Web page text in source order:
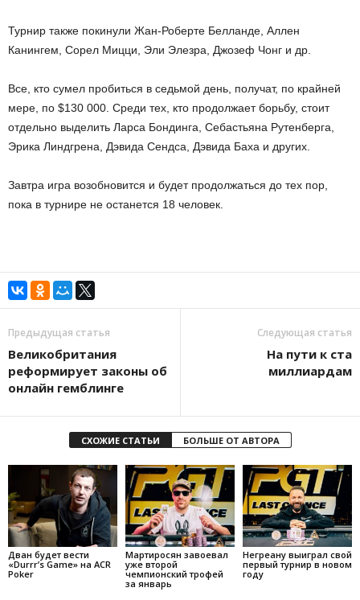
Турнир также покинули Жан-Роберте Белланде, Аллен
Канингем, Сорел Мицци, Эли Элезра, Джозеф Чонг и др.
Все, кто сумел пробиться в седьмой день, получат, по крайней
мере, по $130 000. Среди тех, кто продолжает борьбу, стоит
отдельно выделить Ларса Бондинга, Себастьяна Рутенберга,
Эрика Линдгрена, Дэвида Сендса, Дэвида Баха и других.
Завтра игра возобновится и будет продолжаться до тех пор,
пока в турнире не останется 18 человек.
Предыдущая статья
Великобритания
реформирует законы об
онлайн гемблинге
Следующая статья
На пути к ста
миллиардам
СХОЖИЕ СТАТЬИ БОЛЬШЕ ОТ АВТОРА
Дван будет вести
«Durrr’s Game» на ACR
Poker
Мартиросян завоевал
уже второй
чемпионский трофей
за январь
Негреану выиграл свой
первый турнир в новом
году